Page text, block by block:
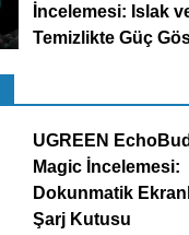
İncelemesi: Islak
Temizlikte Güç
UGREEN
Magic İncelemesi:
Dokunmatik
Şarj Kutusu